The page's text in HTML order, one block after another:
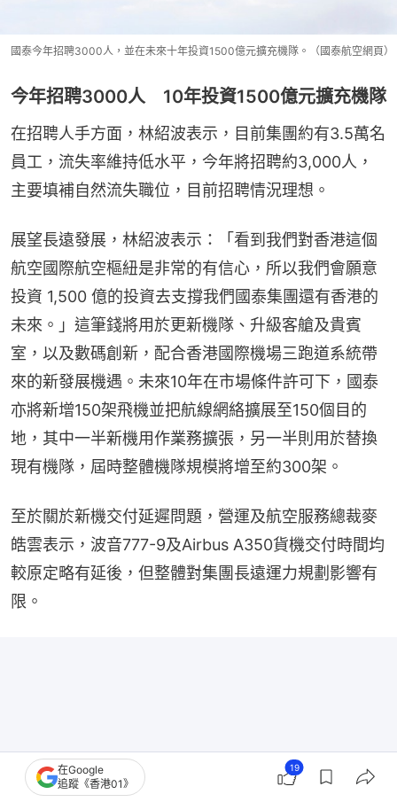
國泰今年招聘3000人，並在未來十年投資1500億元擴充機隊。（國泰航空網頁）
今年招聘3000人 10年投資1500億元擴充機隊
在招聘人手方面，林紹波表示，目前集團約有3.5萬名
員工，流失率維持低水平，今年將招聘約3,000人，
主要填補自然流失職位，目前招聘情況理想。
展望長遠發展，林紹波表示：「看到我們對香港這個
航空國際航空樞紐是非常的有信心，所以我們會願意
投資 1,500 億的投資去支撐我們國泰集團還有香港的
未來。」這筆錢將用於更新機隊、升級客艙及貴賓
室，以及數碼創新，配合香港國際機場三跑道系統帶
來的新發展機遇。未來10年在市場條件許可下，國泰
亦將新增150架飛機並把航線網絡擴展至150個目的
地，其中一半新機用作業務擴張，另一半則用於替換
現有機隊，屆時整體機隊規模將增至約300架。
至於關於新機交付延遲問題，營運及航空服務總裁麥
皓雲表示，波音777-9及Airbus A350貨機交付時間均
較原定略有延後，但整體對集團長遠運力規劃影響有
限。
在Google
追蹤《香港01》
19